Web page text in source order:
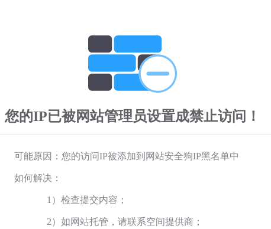
您的IP已被网站管理员设置成禁止访问！
可能原因：您的访问IP被添加到网站安全狗IP黑名单中
如何解决：
1）检查提交内容；
2）如网站托管，请联系空间提供商；